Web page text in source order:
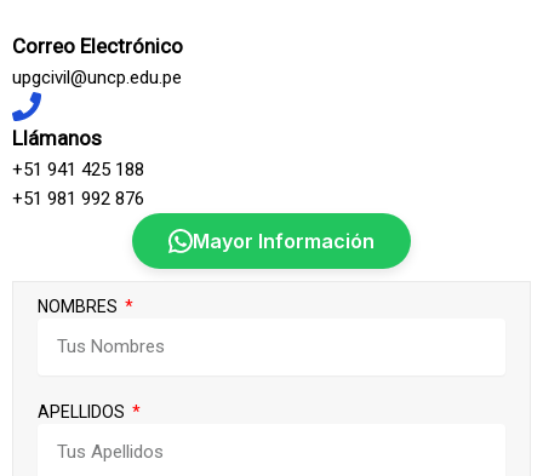
Correo Electrónico
upgcivil@uncp.edu.pe
Llámanos
+51 941 425 188
+51 981 992 876
Mayor Información
NOMBRES
APELLIDOS